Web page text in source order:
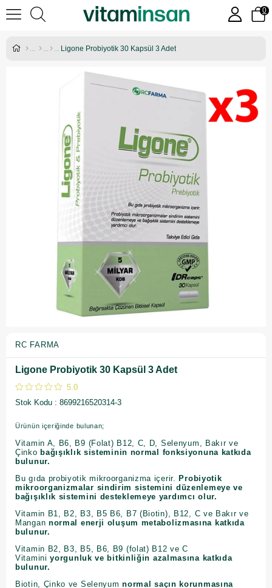
0
Ligone Probiyotik 30 Kapsül 3 Adet
RC FARMA
Ligone Probiyotik 30 Kapsül 3 Adet
5.0
Stok Kodu
8699216520314-3
Ürünün içeriğinde bulunan;
Vitamin A, B6, B9 (Folat) B12, C, D, Selenyum, Bakır ve
Çinko bağışıklık sisteminin normal fonksiyonuna katkıda
bulunur.
Bu gıda probiyotik mikroorganizma içerir. Probiyotik
mikroorganizmalar sindirim sistemini düzenlemeye ve
bağışıklık sistemini desteklemeye yardımcı olur.
Vitamin B1, B2, B3, B5 B6, B7 (Biotin), B12, C ve Bakır ve
Mangan normal enerji oluşum metabolizmasına katkıda
bulunur.
Vitamin B2, B3, B5, B6, B9 (folat) B12 ve C
Vitaminiyorgunluk ve bitkinliğin azalmasına katkıda
bulunur.
Biotin, Çinko ve Selenyumnormal saçın korunmasına